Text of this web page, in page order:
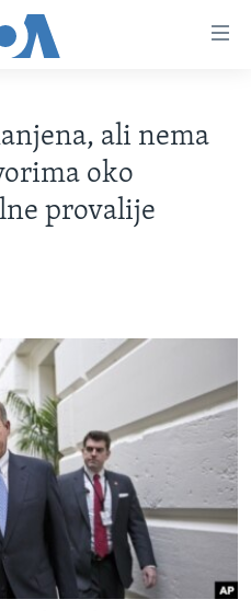
ali nema
oko
provalije